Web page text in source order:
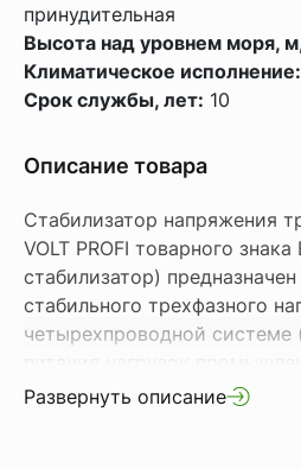
принудительная
Высота над уровнем моря,
Климатическое исполнение:
Срок службы, лет: 10
Описание товара
Стабилизатор напряжения
VOLT PROFI товарного знака
стабилизатор)
стабильного трехфазного
четырехпроводной системе
3×220 В, 50 Гц при
Развернуть описание